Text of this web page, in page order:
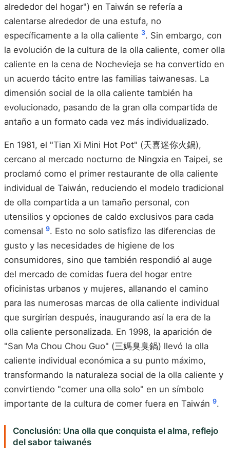
alrededor del hogar") en Taiwán se refería a
calentarse alrededor de una estufa, no
específicamente a la olla caliente 3. Sin embargo, con
la evolución de la cultura de la olla caliente, comer olla
caliente en la cena de Nochevieja se ha convertido en
un acuerdo tácito entre las familias taiwanesas. La
dimensión social de la olla caliente también ha
evolucionado, pasando de la gran olla compartida de
antaño a un formato cada vez más individualizado.
En 1981, el "Tian Xi Mini Hot Pot" (天喜迷你火鍋),
cercano al mercado nocturno de Ningxia en Taipei, se
proclamó como el primer restaurante de olla caliente
individual de Taiwán, reduciendo el modelo tradicional
de olla compartida a un tamaño personal, con
utensilios y opciones de caldo exclusivos para cada
comensal 9. Esto no solo satisfizo las diferencias de
gusto y las necesidades de higiene de los
consumidores, sino que también respondió al auge
del mercado de comidas fuera del hogar entre
oficinistas urbanos y mujeres, allanando el camino
para las numerosas marcas de olla caliente individual
que surgirían después, inaugurando así la era de la
olla caliente personalizada. En 1998, la aparición de
"San Ma Chou Chou Guo" (三媽臭臭鍋) llevó la olla
caliente individual económica a su punto máximo,
transformando la naturaleza social de la olla caliente y
convirtiendo "comer una olla solo" en un símbolo
importante de la cultura de comer fuera en Taiwán 9.
Conclusión: Una olla que conquista el alma, reflejo
del sabor taiwanés